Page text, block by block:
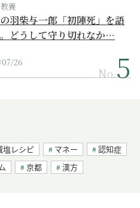
養
羽柴与一郎「初陣死」を語
どうして守り切れなか…
26
No.
塩レシピ マネー
認知症
京都 漢方